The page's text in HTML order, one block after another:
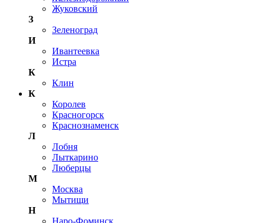
Жуковский
З
Зеленоград
И
Ивантеевка
Истра
К
Клин
К
Королев
Красногорск
Краснознаменск
Л
Лобня
Лыткарино
Люберцы
М
Москва
Мытищи
Н
Наро-Фоминск